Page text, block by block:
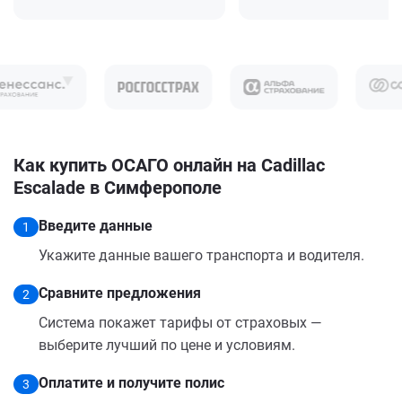
Как купить ОСАГО онлайн на Cadillac
Escalade в Симферополе
1
Введите данные
Укажите данные вашего транспорта и водителя.
2
Сравните предложения
Система покажет тарифы от страховых —
выберите лучший по цене и условиям.
3
Оплатите и получите полис